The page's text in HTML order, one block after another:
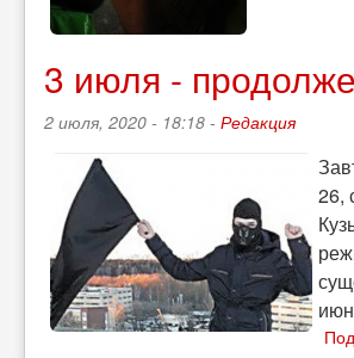
3 июля -
2 июля, 2020 - 18:18 - Редакция
26,